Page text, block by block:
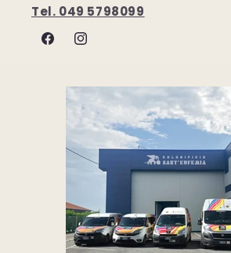
Tel. 049 5798099
FacebookInstagram